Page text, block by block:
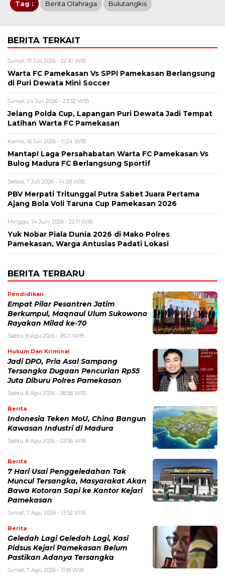
Tag : Berita Olahraga Bulutangkis
BERITA TERKAIT
Jumat, 31 Juli 2026 - 22:10 WIB
Warta FC Pamekasan Vs SPPI Pamekasan Berlangsung
di Puri Dewata Mini Soccer
Jumat, 24 Juli 2026 - 23:32 WIB
Jelang Polda Cup, Lapangan Puri Dewata Jadi Tempat
Latihan Warta FC Pamekasan
Kamis, 16 Juli 2026 - 11:24 WIB
Mantap! Laga Persahabatan Warta FC Pamekasan Vs
Bulog Madura FC Berlangsung Sportif
Selasa, 7 Juli 2026 - 14:28 WIB
PBV Merpati Tritunggal Putra Sabet Juara Pertama
Ajang Bola Voli Taruna Cup Pamekasan 2026
Minggu, 14 Juni 2026 - 22:11 WIB
Yuk Nobar Piala Dunia 2026 di Mako Polres
Pamekasan, Warga Antusias Padati Lokasi
BERITA TERBARU
Pendidikan
Empat Pilar Pesantren Jatim
Berkumpul, Maqnaul Ulum Sukowono
Rayakan Milad ke-70
Sabtu, 8 Agu 2026 - 18:21 WIB
Hukum Dan Kriminal
Jadi DPO, Pria Asal Sampang
Tersangka Dugaan Pencurian Rp55
Juta Diburu Polres Pamekasan
Sabtu, 8 Agu 2026 - 08:58 WIB
Berita
Indonesia Teken MoU, China Bangun
Kawasan Industri di Madura
Sabtu, 8 Agu 2026 - 03:06 WIB
Berita
7 Hari Usai Penggeledahan Tak
Muncul Tersangka, Masyarakat Akan
Bawa Kotoran Sapi ke Kantor Kejari
Pamekasan
Jumat, 7 Agu 2026 - 13:52 WIB
Berita
Geledah Lagi Geledah Lagi, Kasi
Pidsus Kejari Pamekasan Belum
Pastikan Adanya Tersangka
Jumat, 7 Agu 2026 - 11:18 WIB